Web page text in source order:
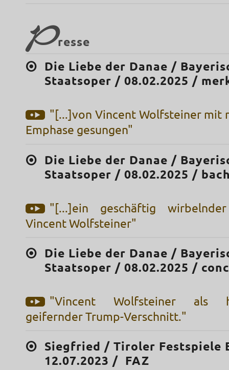
Presse
Die Liebe der Danae /
Staatsoper / 08.02.2025 /
"[...]von Vincent Wolfsteiner mit
Emphase gesungen"
Die Liebe der Danae /
Staatsoper / 08.02.2025 /
"[...]ein geschäftig
Vincent Wolfsteiner"
Die Liebe der Danae /
Staatsoper / 08.02.2025 /
"Vincent Wolfsteiner als
geifernder Trump-Verschnitt."
Siegfried / Tiroler Festspiele
12.07.2023 / FAZ